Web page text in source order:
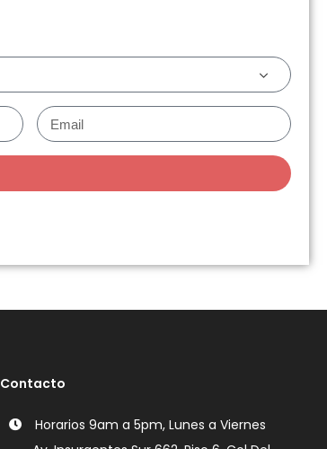
Contacto
Horarios 9am a 5pm, Lunes a Viernes